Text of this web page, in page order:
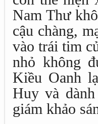
Nam Thư
cậu chàng,
vào trái tim
nhỏ không
Kiều Oanh
Huy và
giám khảo